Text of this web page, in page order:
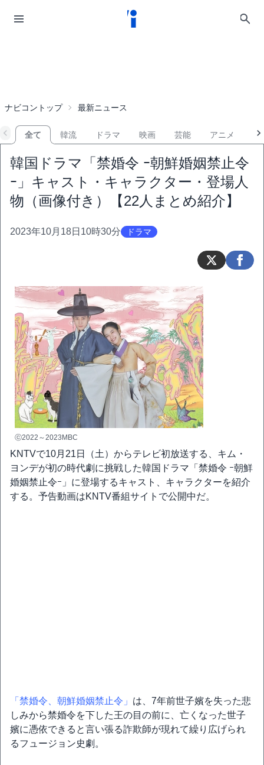
ナビコントップ 最新ニュース
全て 韓流 ドラマ 映画 芸能 アニメ
韓国ドラマ「禁婚令 ｰ朝鮮婚姻禁止令
ｰ」キャスト・キャラクター・登場人
物（画像付き）【22人まとめ紹介】
2023年10月18日10時30分 ドラマ
ⓒ2022～2023MBC
KNTVで10月21日（土）からテレビ初放送する、キム・
ヨンデが初の時代劇に挑戦した韓国ドラマ「禁婚令 ｰ朝鮮
婚姻禁止令ｰ」に登場するキャスト、キャラクターを紹介
する。予告動画はKNTV番組サイトで公開中だ。
「禁婚令、朝鮮婚姻禁止令」 は、7年前世子嬪を失った悲
しみから禁婚令を下した王の目の前に、亡くなった世子
嬪に憑依できると言い張る詐欺師が現れて繰り広げられ
るフュージョン史劇。